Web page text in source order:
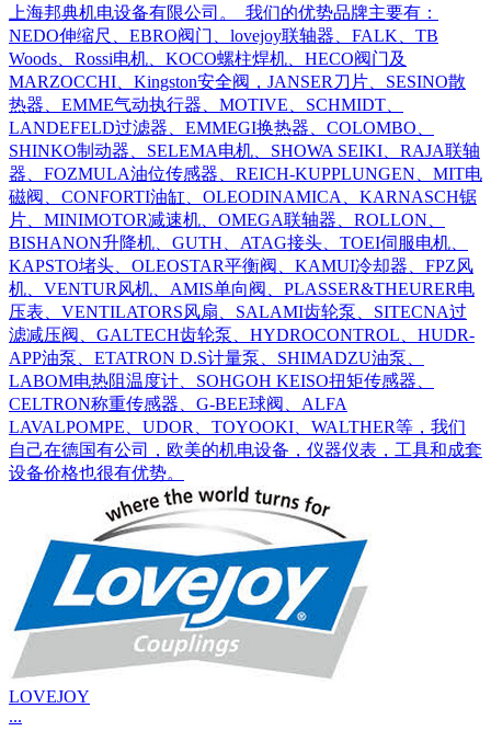
上海邦典机电设备有限公司。 我们的优势品牌主要有：
NEDO伸缩尺、EBRO阀门、lovejoy联轴器、FALK、TB
Woods、Rossi电机、KOCO螺柱焊机、HECO阀门及
MARZOCCHI、Kingston安全阀，JANSER刀片、SESINO散
热器、EMME气动执行器、MOTIVE、SCHMIDT、
LANDEFELD过滤器、EMMEGI换热器、COLOMBO、
SHINKO制动器、SELEMA电机、SHOWA SEIKI、RAJA联轴
器、FOZMULA油位传感器、REICH-KUPPLUNGEN、MIT电
磁阀、CONFORTI油缸、OLEODINAMICA、KARNASCH锯
片、MINIMOTOR减速机、OMEGA联轴器、ROLLON、
BISHANON升降机、GUTH、ATAG接头、TOEI伺服电机、
KAPSTO堵头、OLEOSTAR平衡阀、KAMUI冷却器、FPZ风
机、VENTUR风机、AMIS单向阀、PLASSER&THEURER电
压表、VENTILATORS风扇、SALAMI齿轮泵、SITECNA过
滤减压阀、GALTECH齿轮泵、HYDROCONTROL、HUDR-
APP油泵、ETATRON D.S计量泵、SHIMADZU油泵、
LABOM电热阻温度计、SOHGOH KEISO扭矩传感器、
CELTRON称重传感器、G-BEE球阀、ALFA
LAVALPOMPE、UDOR、TOYOOKI、WALTHER等，我们
自己在德国有公司，欧美的机电设备，仪器仪表，工具和成套
设备价格也很有优势。
LOVEJOY
...